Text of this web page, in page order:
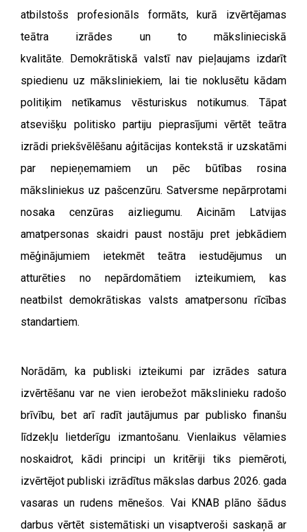
atbilstošs profesionāls formāts, kurā izvērtējamas
teātra izrādes un to mākslinieciskā
kvalitāte. Demokrātiskā valstī nav pieļaujams izdarīt
spiedienu uz māksliniekiem, lai tie noklusētu kādam
politiķim netīkamus vēsturiskus notikumus. Tāpat
atsevišķu politisko partiju pieprasījumi vērtēt teātra
izrādi priekšvēlēšanu aģitācijas kontekstā ir uzskatāmi
par nepieņemamiem un pēc būtības rosina
māksliniekus uz pašcenzūru. Satversme nepārprotami
nosaka cenzūras aizliegumu. Aicinām Latvijas
amatpersonas skaidri paust nostāju pret jebkādiem
mēģinājumiem ietekmēt teātra iestudējumus un
atturēties no nepārdomātiem izteikumiem, kas
neatbilst demokrātiskas valsts amatpersonu rīcības
standartiem.
Norādām, ka publiski izteikumi par izrādes satura
izvērtēšanu var ne vien ierobežot mākslinieku radošo
brīvību, bet arī radīt jautājumus par publisko finanšu
līdzekļu lietderīgu izmantošanu. Vienlaikus vēlamies
noskaidrot, kādi principi un kritēriji tiks piemēroti,
izvērtējot publiski izrādītus mākslas darbus 2026. gada
vasaras un rudens mēnešos. Vai KNAB plāno šādus
darbus vērtēt sistemātiski un visaptveroši saskaņā ar